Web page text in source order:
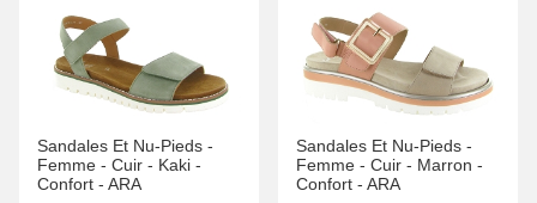
Sandales Et Nu-Pieds -
Femme - Cuir - Kaki -
Confort - ARA
Sandales Et Nu-Pieds -
Femme - Cuir - Marron -
Confort - ARA